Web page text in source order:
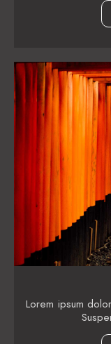
Lorem ipsum